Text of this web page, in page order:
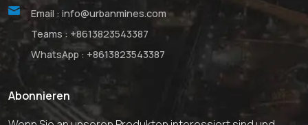
Email : info@urbanmines.com
Teams : +8613823543387
WhatsApp : +8613823543387
Abonnieren